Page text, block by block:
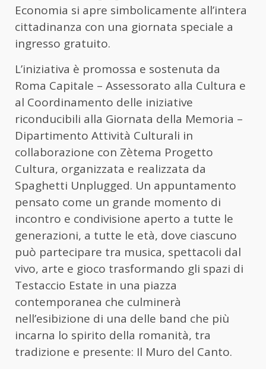
Economia si apre simbolicamente all’intera
cittadinanza con una giornata speciale a
ingresso gratuito.
L’iniziativa è promossa e sostenuta da
Roma Capitale – Assessorato alla Cultura e
al Coordinamento delle iniziative
riconducibili alla Giornata della Memoria –
Dipartimento Attività Culturali in
collaborazione con Zètema Progetto
Cultura, organizzata e realizzata da
Spaghetti Unplugged. Un appuntamento
pensato come un grande momento di
incontro e condivisione aperto a tutte le
generazioni, a tutte le età, dove ciascuno
può partecipare tra musica, spettacoli dal
vivo, arte e gioco trasformando gli spazi di
Testaccio Estate in una piazza
contemporanea che culminerà
nell’esibizione di una delle band che più
incarna lo spirito della romanità, tra
tradizione e presente: Il Muro del Canto.